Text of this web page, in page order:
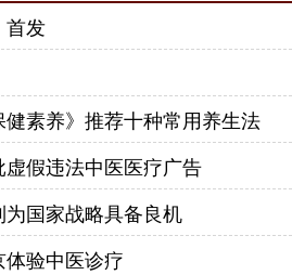
首发
健素养》推荐十种常用养生法
假违法中医医疗广告
国家战略具备良机
验中医诊疗